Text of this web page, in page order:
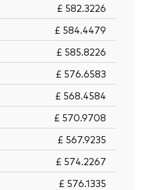
£ 582.3226
£ 584.4479
£ 585.8226
£ 576.6583
£ 568.4584
£ 570.9708
£ 567.9235
£ 574.2267
£ 576.1335